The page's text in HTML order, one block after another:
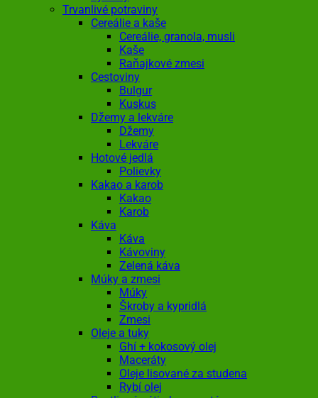
Trvanlivé potraviny
Cereálie a kaše
Cereálie, granola, musli
Kaše
Raňajkové zmesi
Cestoviny
Bulgur
Kuskus
Džemy a lekváre
Džemy
Lekváre
Hotové jedlá
Polievky
Kakao a karob
Kakao
Karob
Káva
Káva
Kávoviny
Zelená káva
Múky a zmesi
Múky
Škroby a kypridlá
Zmesi
Oleje a tuky
Ghí + kokosový olej
Maceráty
Oleje lisované za studena
Rybí olej